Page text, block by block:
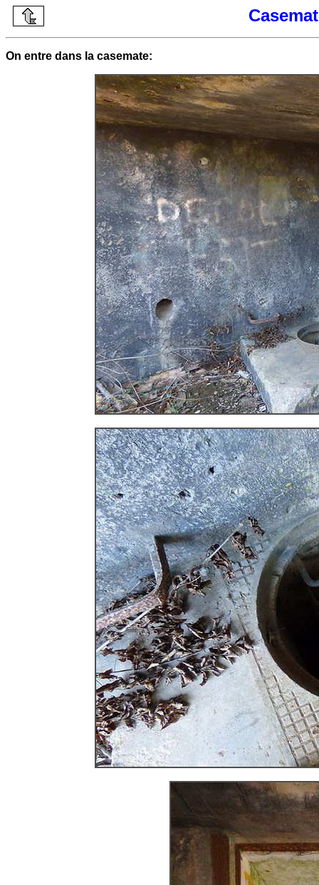
On entre dans la casemate: